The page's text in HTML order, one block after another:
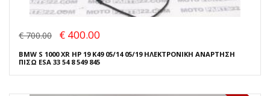
€ 700.00 € 400.00
BMW S 1000 XR HP 19 K49 05/14 05/19 ΗΛΕΚΤΡΟΝΙΚΗ ΑΝΑΡΤΗΣΗ
ΠΙΣΩ ESA 33 54 8 549 845